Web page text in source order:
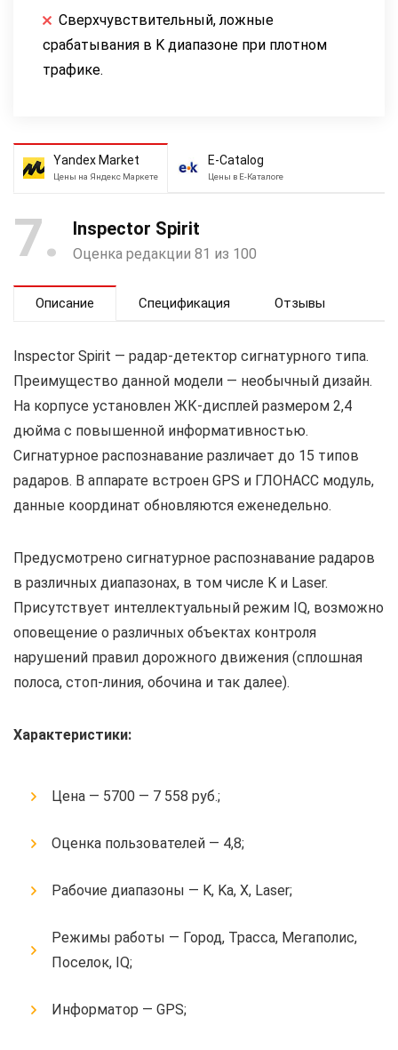
Сверхчувствительный, ложные
срабатывания в K диапазоне при плотном
трафике.
Yandex Market
Цены на Яндекс Маркете
E-Catalog
Цены в Е-Каталоге
7 Inspector Spirit
Оценка редакции 81 из 100
Описание Спецификация Отзывы
Inspector Spirit — радар-детектор сигнатурного типа.
Преимущество данной модели — необычный дизайн.
На корпусе установлен ЖК-дисплей размером 2,4
дюйма с повышенной информативностью.
Сигнатурное распознавание различает до 15 типов
радаров. В аппарате встроен GPS и ГЛОНАСС модуль,
данные координат обновляются еженедельно.
Предусмотрено сигнатурное распознавание радаров
в различных диапазонах, в том числе K и Laser.
Присутствует интеллектуальный режим IQ, возможно
оповещение о различных объектах контроля
нарушений правил дорожного движения (сплошная
полоса, стоп-линия, обочина и так далее).
Характеристики:
Цена — 5700 — 7 558 руб.;
Оценка пользователей — 4,8;
Рабочие диапазоны — K, Ka, X, Laser;
Режимы работы — Город, Трасса, Мегаполис,
Поселок, IQ;
Информатор — GPS;